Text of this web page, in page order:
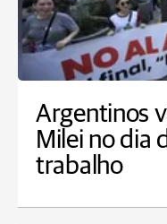
Argentinos
Milei no dia
trabalho